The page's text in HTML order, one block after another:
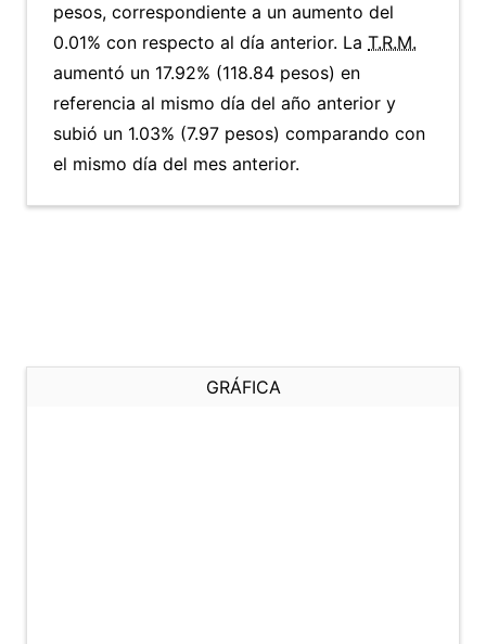
pesos, correspondiente a un aumento del
0.01% con respecto al día anterior. La T.R.M.
aumentó un 17.92% (118.84 pesos) en
referencia al mismo día del año anterior y
subió un 1.03% (7.97 pesos) comparando con
el mismo día del mes anterior.
GRÁFICA